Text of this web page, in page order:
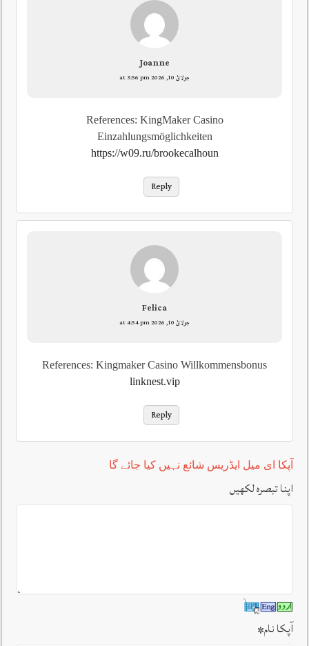
Joanne
جولائ 10, 2026 at 3:56 pm
References: KingMaker Casino
Einzahlungsmöglichkeiten
https://w09.ru/brookecalhoun
Reply
Felica
جولائ 10, 2026 at 4:54 pm
References: Kingmaker Casino Willkommensbonus
linknest.vip
Reply
آپکا ای میل ایڈریس شائع نہیں کیا جائے گا
اپنا تبصرہ لکھیں
آپکا نام*